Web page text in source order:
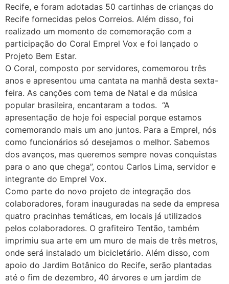
Recife, e foram adotadas 50 cartinhas de crianças do
Recife fornecidas pelos Correios. Além disso, foi
realizado um momento de comemoração com a
participação do Coral Emprel Vox e foi lançado o
Projeto Bem Estar.
O Coral, composto por servidores, comemorou três
anos e apresentou uma cantata na manhã desta sexta-
feira. As canções com tema de Natal e da música
popular brasileira, encantaram a todos. “A
apresentação de hoje foi especial porque estamos
comemorando mais um ano juntos. Para a Emprel, nós
como funcionários só desejamos o melhor. Sabemos
dos avanços, mas queremos sempre novas conquistas
para o ano que chega”, contou Carlos Lima, servidor e
integrante do Emprel Vox.
Como parte do novo projeto de integração dos
colaboradores, foram inauguradas na sede da empresa
quatro pracinhas temáticas, em locais já utilizados
pelos colaboradores. O grafiteiro Tentão, também
imprimiu sua arte em um muro de mais de três metros,
onde será instalado um bicicletário. Além disso, com
apoio do Jardim Botânico do Recife, serão plantadas
até o fim de dezembro, 40 árvores e um jardim de